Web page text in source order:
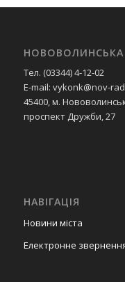
НОВОВОЛИНСЬКА
Тел. (03344) 4-12-02
E-mail: vykonk@nov-
45400, м.
проспект Дружби, 27
НАВІГАЦІЯ
Новини міста
Електронне